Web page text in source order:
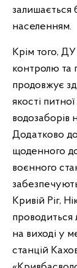
населенням.
Крім того,
контролю та
продовжує
якості
водозаборів
Додатково
щоденного
воєнного
Кривій Ріг,
проводиться
на виході у
станцій